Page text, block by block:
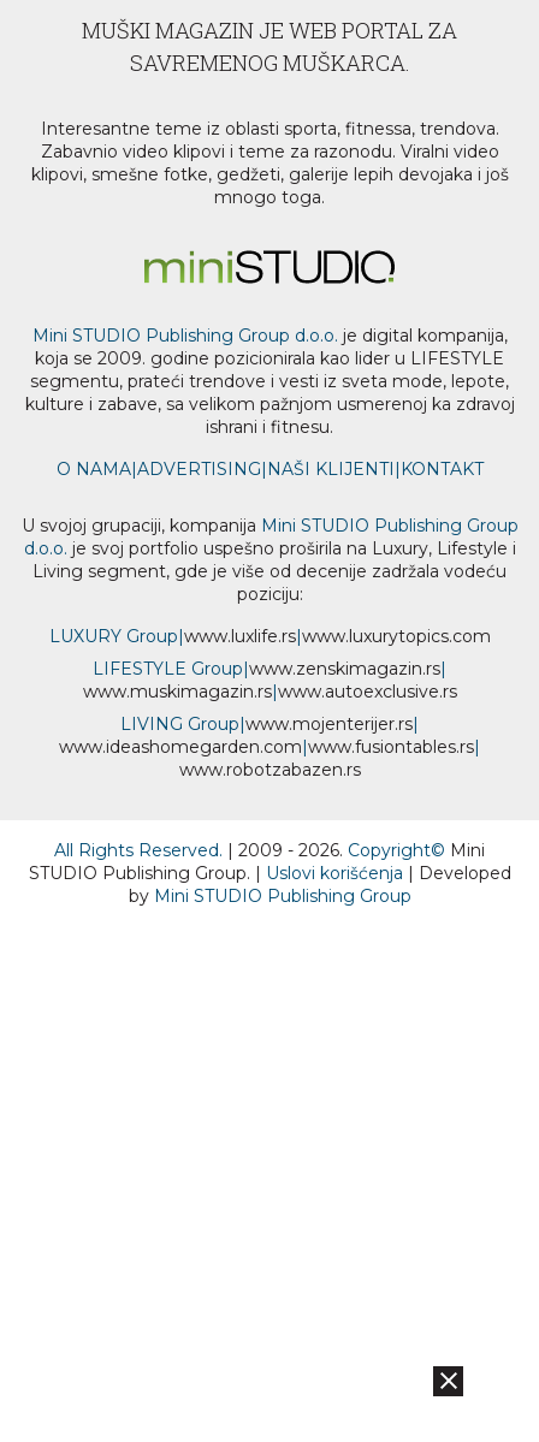
MUŠKI MAGAZIN JE WEB PORTAL ZA
SAVREMENOG MUŠKARCA.
Interesantne teme iz oblasti sporta, fitnessa, trendova.
Zabavnio video klipovi i teme za razonodu. Viralni video
klipovi, smešne fotke, gedžeti, galerije lepih devojaka i još
mnogo toga.
Mini STUDIO Publishing Group d.o.o. je digital kompanija,
koja se 2009. godine pozicionirala kao lider u LIFESTYLE
segmentu, prateći trendove i vesti iz sveta mode, lepote,
kulture i zabave, sa velikom pažnjom usmerenoj ka zdravoj
ishrani i fitnesu.
O NAMA|ADVERTISING| NAŠI KLIJENTI | KONTAKT
U svojoj grupaciji, kompanija Mini STUDIO Publishing Group
d.o.o. je svoj portfolio uspešno proširila na Luxury, Lifestyle i
Living segment, gde je više od decenije zadržala vodeću
poziciju:
LUXURY Group|www.luxlife.rs|www.luxurytopics.com
LIFESTYLE Group|www.zenskimagazin.rs|
www.muskimagazin.rs|www.autoexclusive.rs
LIVING Group|www.mojenterijer.rs|
www.ideashomegarden.com|www.fusiontables.rs|
www.robotzabazen.rs
All Rights Reserved. | 2009 - 2026. Copyright© Mini
STUDIO Publishing Group. | Uslovi korišćenja | Developed
by Mini STUDIO Publishing Group